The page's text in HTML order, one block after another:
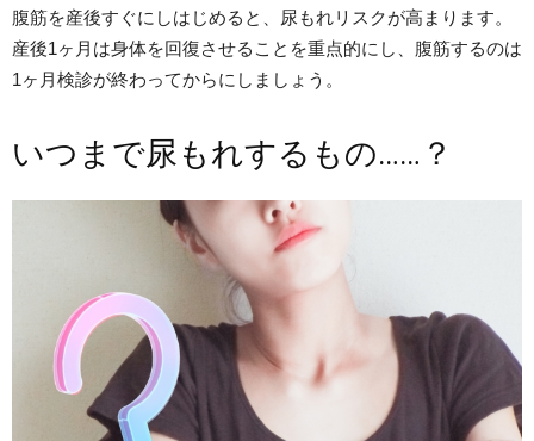
腹筋を産後すぐにしはじめると、尿もれリスクが高まります。
産後1ヶ月は身体を回復させることを重点的にし、腹筋するのは
1ヶ月検診が終わってからにしましょう。
いつまで尿もれするもの……？